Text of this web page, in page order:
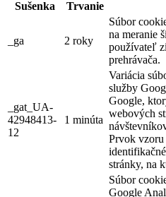
Sušenka
Trvanie
_ga 2 roky
Súbor
na meranie
používateľ
prehrávača.
_gat_UA-
42948413-
12
1 minúta
Variácia
služby
Google,
webových
Prvok vzoru
stránky, na
Súbor
Google